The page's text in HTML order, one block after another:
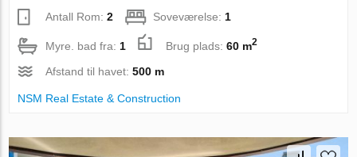
Antall Rom:2 Soveværelse:1
Myre. bad fra: 1 Brug plads:60 m2
Afstand til havet:500 m
NSM Real Estate & Construction